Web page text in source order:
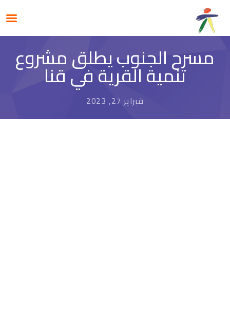
مسرح الجنوب يطلق مشروع
تنمية القرية في قنا
فبراير 27, 2023